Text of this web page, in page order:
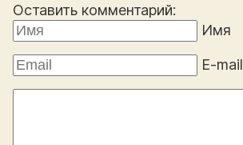
Оставить комментарий:
Имя
E-mail